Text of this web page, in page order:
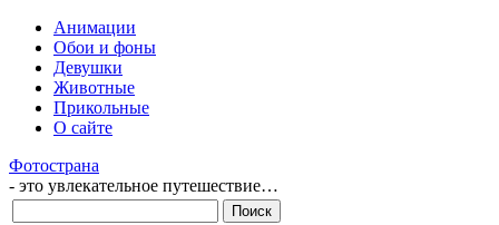
Анимации
Обои и фоны
Девушки
Животные
Прикольные
О сайте
Фотострана
- это увлекательное путешествие…